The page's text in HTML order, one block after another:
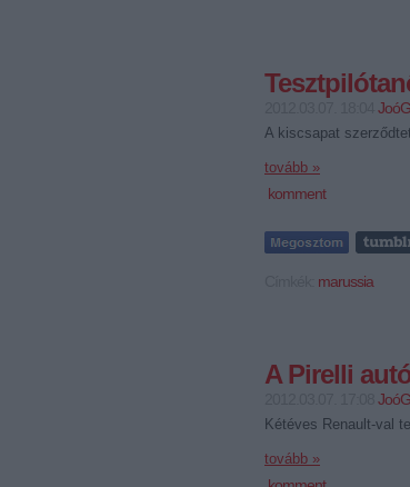
A kiscsapat
tovább »
komment
marussia
A Pirelli
Kétéves Renault-val
tovább »